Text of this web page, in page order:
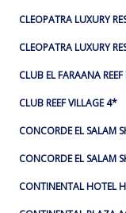
CLEOPATRA LUXURY
CLEOPATRA LUXURY
CLUB EL FARAANA
CLUB REEF VILLAGE 4*
CONCORDE EL SALAM
CONCORDE EL SALAM
CONTINENTAL HOTEL